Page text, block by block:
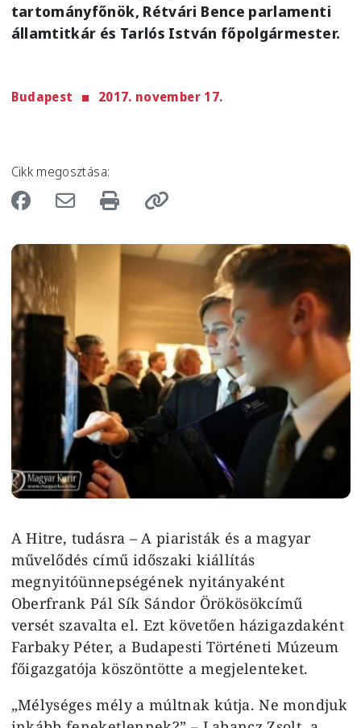
tartományfőnök, Rétvári Bence parlamenti
államtitkár és Tarlós István főpolgármester.
Budapest 2017. november 17.
Cikk megosztása:
Image
A Hitre, tudásra – A piaristák és a magyar
művelődés című időszaki kiállítás
megnyitóünnepségének nyitányaként
Oberfrank Pál Sík Sándor Örökösökcímű
versét szavalta el. Ezt követően házigazdaként
Farbaky Péter, a Budapesti Történeti Múzeum
főigazgatója köszöntötte a megjelenteket.
„Mélységes mély a múltnak kútja. Ne mondjuk